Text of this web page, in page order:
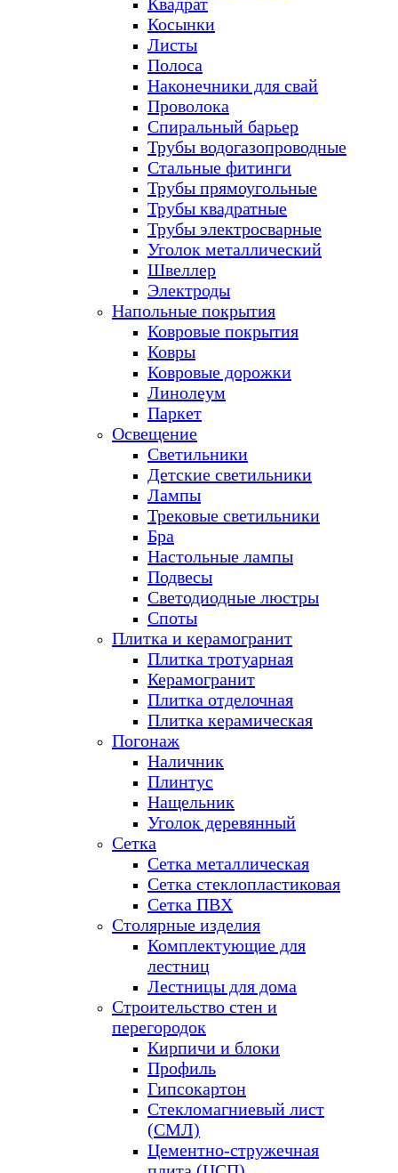
Косынки
Листы
Полоса
Наконечники для свай
Проволока
Спиральный барьер
Трубы водогазопроводные
Стальные фитинги
Трубы прямоугольные
Трубы квадратные
Трубы электросварные
Уголок металлический
Швеллер
Электроды
Напольные покрытия
Ковровые покрытия
Ковры
Ковровые дорожки
Линолеум
Паркет
Освещение
Светильники
Детские светильники
Лампы
Трековые светильники
Бра
Настольные лампы
Подвесы
Светодиодные люстры
Споты
Плитка и керамогранит
Плитка тротуарная
Керамогранит
Плитка отделочная
Плитка керамическая
Погонаж
Наличник
Плинтус
Нащельник
Уголок деревянный
Сетка
Сетка металлическая
Сетка стеклопластиковая
Сетка ПВХ
Столярные изделия
Комплектующие для
лестниц
Лестницы для дома
Строительство стен и
перегородок
Кирпичи и блоки
Профиль
Гипсокартон
Стекломагниевый лист
(СМЛ)
Цементно-стружечная